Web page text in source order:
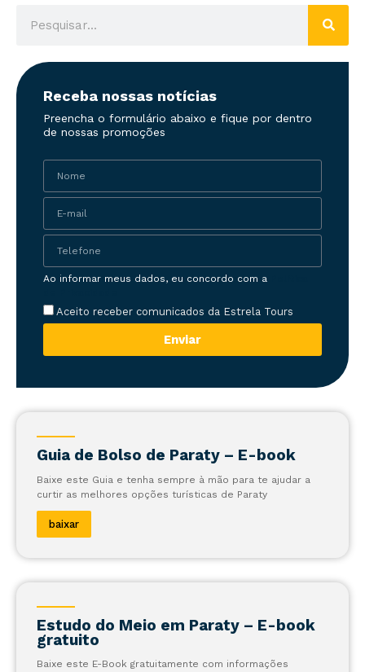
Receba nossas notícias
Preencha o formulário abaixo e fique por dentro
de nossas promoções
Ao informar meus dados, eu concordo com a
Aceito receber comunicados da Estrela Tours
Enviar
Guia de Bolso de Paraty – E-book
Baixe este Guia e tenha sempre à mão para te ajudar a
curtir as melhores opções turísticas de Paraty
baixar
Estudo do Meio em Paraty – E-book
gratuito
Baixe este E-Book gratuitamente com informações